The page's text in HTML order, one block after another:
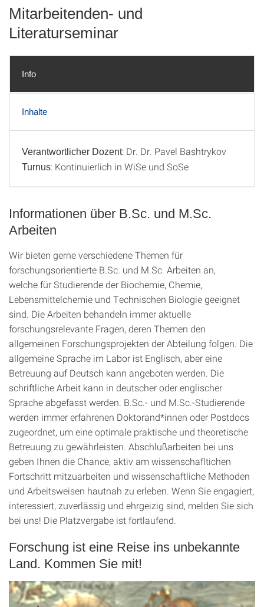
Mitarbeitenden- und
Literaturseminar
Info
Inhalte
Info
Verantwortlicher Dozent: Dr. Dr. Pavel Bashtrykov
Turnus: Kontinuierlich in WiSe und SoSe
Informationen über B.Sc. und M.Sc.
Arbeiten
Wir bieten gerneverschiedene Themen für
forschungsorientierte B.Sc. und M.Sc. Arbeiten an,
welchefürStudierende der Biochemie, Chemie,
Lebensmittelchemie und Technischen Biologiegeeignet
sind. Die Arbeiten behandeln immer aktuelle
forschungsrelevante Fragen, deren Themen den
allgemeinen Forschungsprojekten der Abteilung folgen. Die
allgemeineSprache im Labor ist Englisch, abereine
Betreuung auf Deutsch kann angeboten werden. Die
schriftliche Arbeit kann in deutscher oder englischer
Spracheabgefasst werden. B.Sc.- und M.Sc.-Studierende
werden immererfahrenen Doktorand*innen oder Postdocs
zugeordnet, um eine optimale praktische und theoretische
Betreuung zu gewährleisten . Abschlußarbeiten bei uns
geben Ihnen die Chance, aktiv am wissenschafltichen
Fortschritt mitzuarbeiten und wissenschaftliche Methoden
und Arbeitsweisen hautnah zu erleben. Wenn Sie engagiert,
interessiert, zuverlässig und ehrgeizig sind, melden Sie sich
bei uns! Die Platzvergabe ist fortlaufend.
Forschung ist eine Reise ins unbekannte
Land. Kommen Sie mit!